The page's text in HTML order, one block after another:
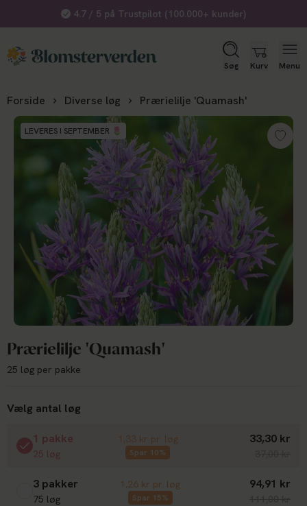
Køb gavekort her
Søg Kurv Menu
Forside Diverse løg Prærielilje 'Quamash'
LEVERES I SEPTEMBER 🌷
Prærielilje 'Quamash'
25 løg per pakke
Vælg antal løg
1 pakke
25 løg
1,33 kr pr. løg
Spar 10%
33,30 kr
3 pakker
75 løg
1,26 kr pr. løg
Spar 15%
94,91 kr